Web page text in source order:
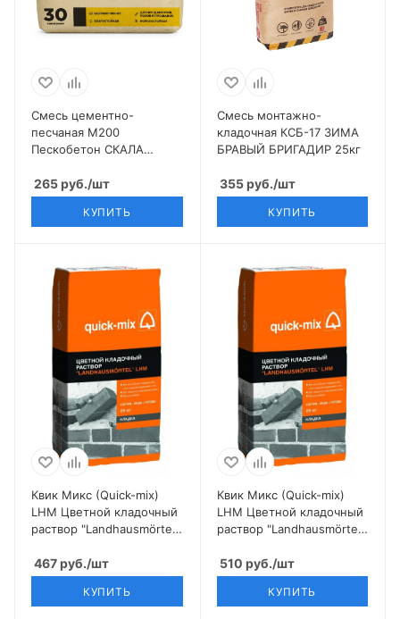
Смесь цементно-
песчаная М200
Пескобетон СКАЛА
265руб./шт
КУПИТЬ
Смесь монтажно-
кладочная КСБ-17 ЗИМА
БРАВЫЙ БРИГАДИР 25кг
355руб./шт
КУПИТЬ
Квик Микс (Quick-mix)
LHM Цветной кладочный
раствор "Landhausmörtel",
467руб./шт
КУПИТЬ
Квик Микс (Quick-mix)
LHM Цветной кладочный
раствор "Landhausmörtel",
510 руб./шт
КУПИТЬ